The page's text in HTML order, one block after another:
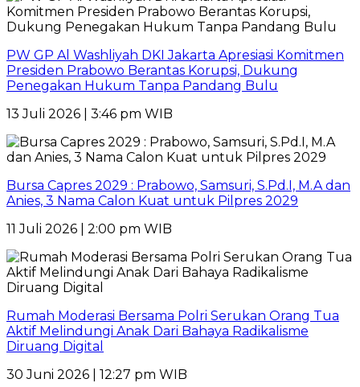
PW GP Al Washliyah DKI Jakarta Apresiasi Komitmen
Presiden Prabowo Berantas Korupsi, Dukung
Penegakan Hukum Tanpa Pandang Bulu
13 Juli 2026 | 3:46 pm WIB
Bursa Capres 2029 : Prabowo, Samsuri, S.Pd.I, M.A dan
Anies, 3 Nama Calon Kuat untuk Pilpres 2029
11 Juli 2026 | 2:00 pm WIB
Rumah Moderasi Bersama Polri Serukan Orang Tua
Aktif Melindungi Anak Dari Bahaya Radikalisme
Diruang Digital
30 Juni 2026 | 12:27 pm WIB